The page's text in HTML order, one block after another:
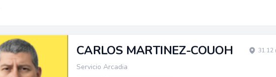
CARLOS MARTINEZ-COUOH
Servicio Arcadia
31.12